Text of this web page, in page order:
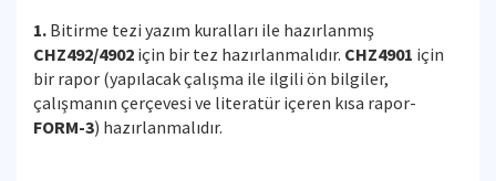
1. Bitirme tezi yazım kuralları ile hazırlanmış
CHZ492/4902 için bir tez hazırlanmalıdır. CHZ4901 için
bir rapor (yapılacak çalışma ile ilgili ön bilgiler,
çalışmanın çerçevesi ve literatür içeren kısa rapor-
FORM-3) hazırlanmalıdır.